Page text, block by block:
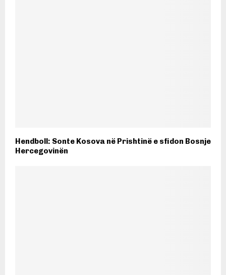
Hendboll: Sonte Kosova në Prishtinë e sfidon Bosnje
Hercegovinën